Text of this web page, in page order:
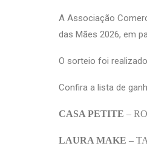
A Associação
das Mães 2026, em
O sorteio foi
Confira a lista de
CASA PETITE –
LAURA MAKE –